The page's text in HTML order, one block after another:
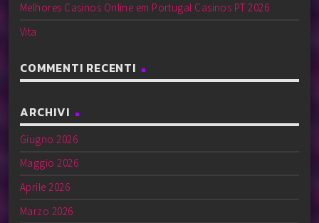
Melhores Casinos Online em Portugal Casinos PT 2026
Vita
COMMENTI RECENTI
ARCHIVI
Giugno 2026
Maggio 2026
Aprile 2026
Marzo 2026